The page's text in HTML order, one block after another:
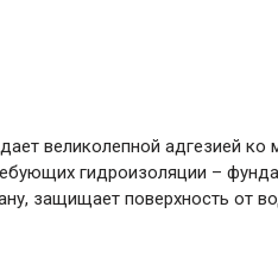
великолепной адгезией ко
гидроизоляции –
защищает поверхность от
и уборки